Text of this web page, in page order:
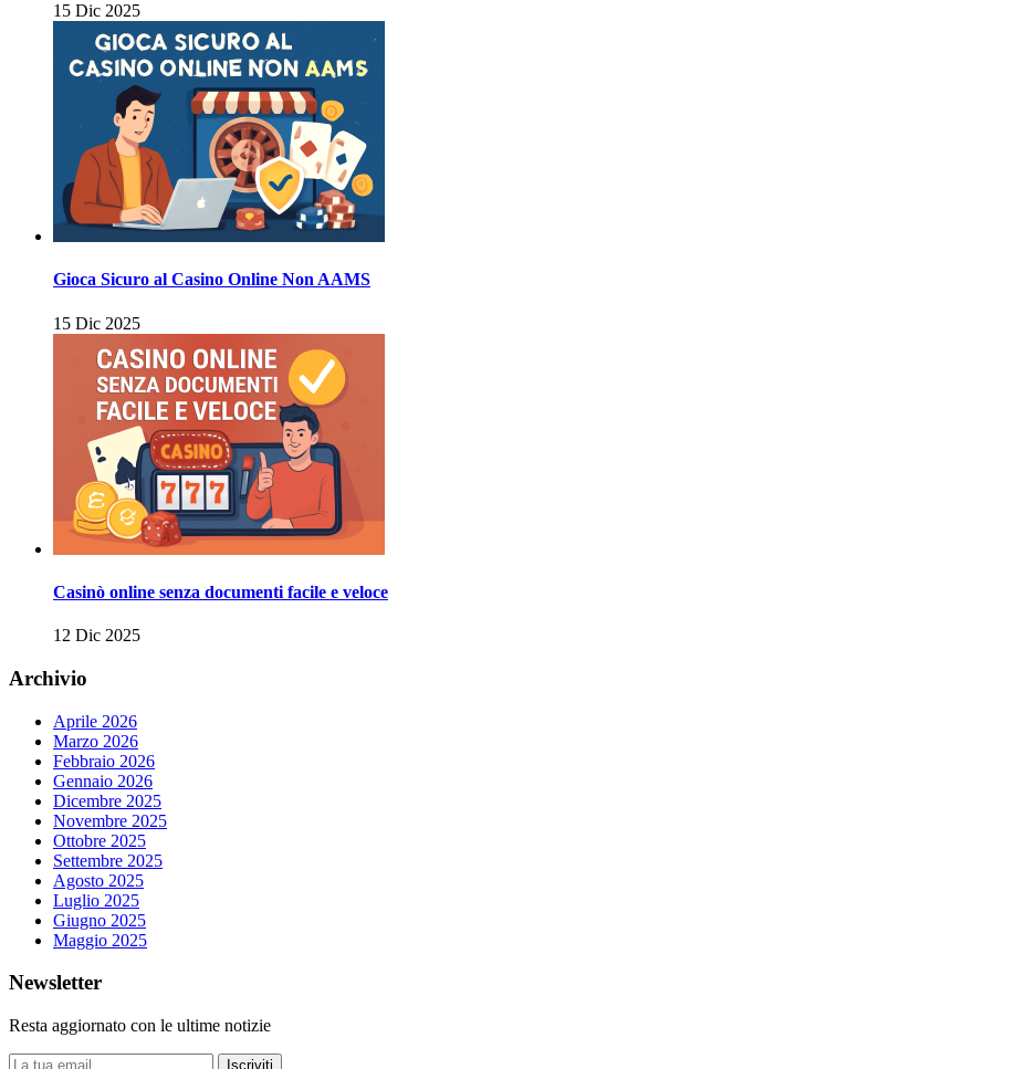
15 Dic 2025
Gioca Sicuro al Casino Online Non AAMS
15 Dic 2025
Casinò online senza documenti facile e veloce
12 Dic 2025
Archivio
Aprile 2026
Marzo 2026
Febbraio 2026
Gennaio 2026
Dicembre 2025
Novembre 2025
Ottobre 2025
Settembre 2025
Agosto 2025
Luglio 2025
Giugno 2025
Maggio 2025
Newsletter
Resta aggiornato con le ultime notizie
Iscriviti